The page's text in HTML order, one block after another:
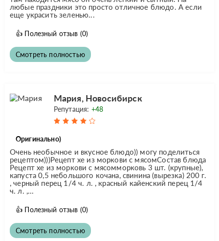
любые праздники это просто отличное блюдо. А если
еще украсить зеленью...
👍 Полезный отзыв (0)
Смотреть полностью
Мария, Новосибирск
Репутация: +48
Оригинально)
Очень необычное и вкусное блюдо)) могу поделиться
рецептом)))Рецепт хе из моркови с мясомСостав блюда
Рецепт хе из моркови с мясомморковь 3 шт. (крупные),
капуста 0,5 небольшого кочана, свинина (вырезка) 200 г.
, черный перец 1/4 ч. л. , красный кайенский перец 1/4
ч. л. ,...
👍 Полезный отзыв (0)
Смотреть полностью